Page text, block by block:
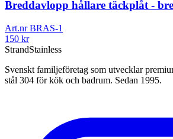
Breddavlopp hållare täckplåt -
Art.nrBRAS-1
150 kr
StrandStainless
Svenskt familjeföretag som utvecklar
stål 304 för kök och badrum. Sedan 1995.